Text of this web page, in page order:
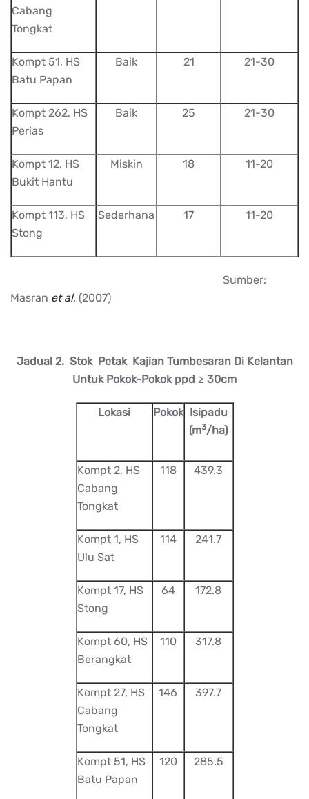
Cabang
Tongkat
Kompt 51, HS
Batu Papan
Baik 21 21-30
Kompt 262, HS
Perias
Baik 25 21-30
Kompt 12, HS
Bukit Hantu
Miskin 18 11-20
Kompt 113, HS
Stong
Sederhana 17 11-20
Sumber:
Masran et al. (2007)
Jadual 2. Stok Petak Kajian Tumbesaran Di Kelantan
Untuk Pokok-Pokok ppd ≥ 30cm
Lokasi Pokok Isipadu
(m3/ha)
Kompt 2, HS
Cabang
Tongkat
118 439.3
Kompt 1, HS
Ulu Sat
114 241.7
Kompt 17, HS
Stong
64 172.8
Kompt 60, HS
Berangkat
110 317.8
Kompt 27, HS
Cabang
Tongkat
146 397.7
Kompt 51, HS
Batu Papan
120 285.5